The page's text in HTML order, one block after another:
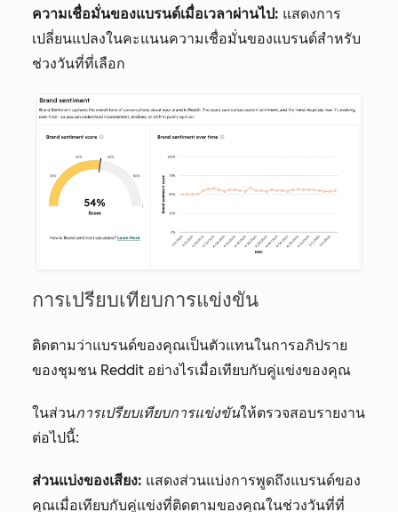
ความเชื่อมั่นของแบรนด์เมื่อเวลาผ่านไป: แสดงการ
เปลี่ยนแปลงในคะแนนความเชื่อมั่นของแบรนด์สำหรับ
ช่วงวันที่ที่เลือก
การเปรียบเทียบการแข่งขัน
ติดตามว่าแบรนด์ของคุณเป็นตัวแทนในการอภิปราย
ของชุมชน Reddit อย่างไรเมื่อเทียบกับคู่แข่งของคุณ
ในส่วนการเปรียบเทียบการแข่งขันให้ตรวจสอบรายงาน
ต่อไปนี้:
ส่วนแบ่งของเสียง: แสดงส่วนแบ่งการพูดถึงแบรนด์ของ
คุณเมื่อเทียบกับคู่แข่งที่ติดตามของคุณในช่วงวันที่ที่